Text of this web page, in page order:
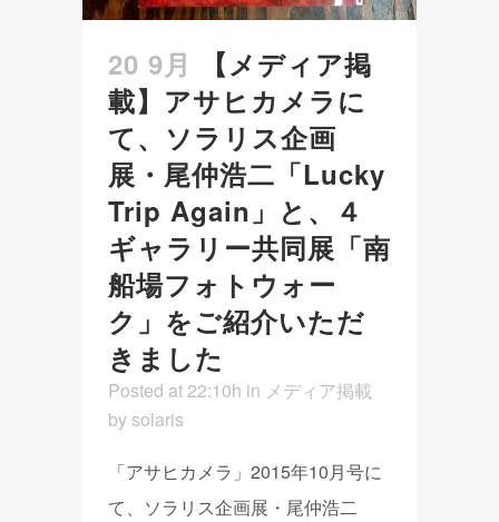
20 9月
【メディア掲
載】アサヒカメラに
て、ソラリス企画
展・尾仲浩二「Lucky
Trip Again」と、４
ギャラリー共同展「南
船場フォトウォー
ク」をご紹介いただ
きました
Posted at 22:10h in メディア掲載
by solaris
「アサヒカメラ」2015年10月号に
て、ソラリス企画展・尾仲浩二